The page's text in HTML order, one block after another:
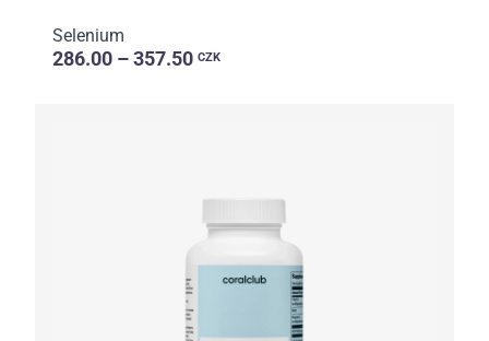
Selenium
286.00 – 357.50 CZK